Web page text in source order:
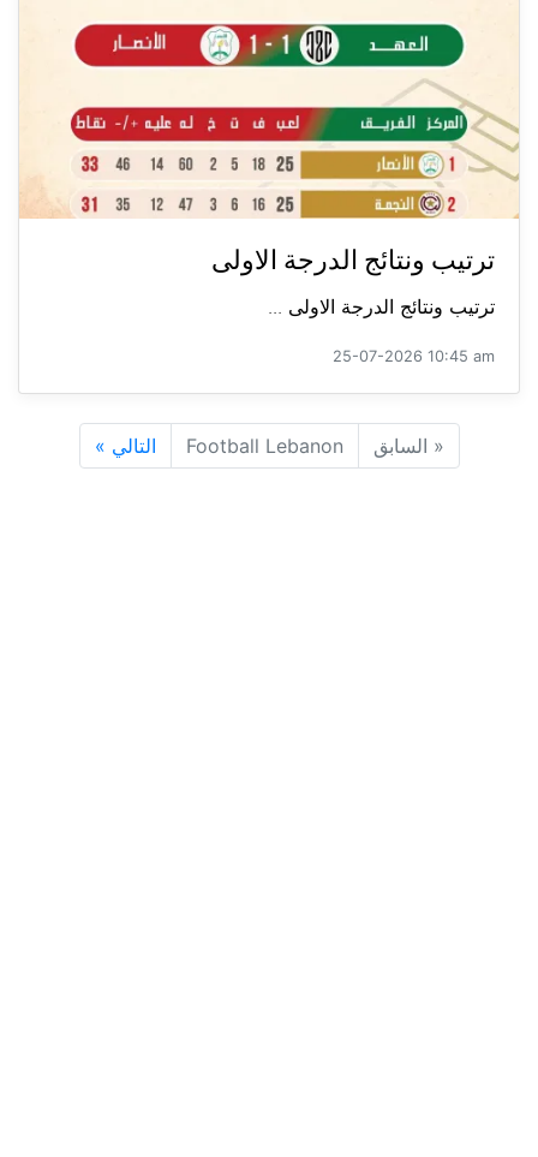
ترتيب ونتائج الدرجة الاولى
ترتيب ونتائج الدرجة الاولى ...
25-07-2026 10:45 am
« السابق Football Lebanon التالي »